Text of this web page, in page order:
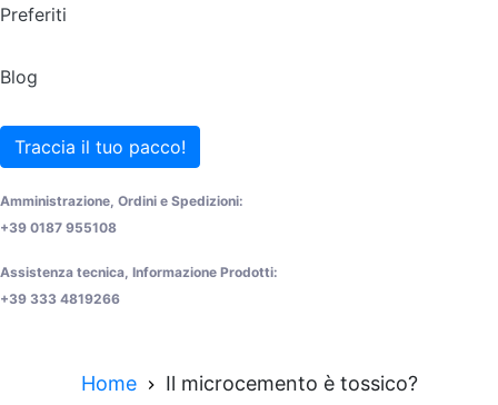
Preferiti
Blog
Traccia il tuo pacco!
Amministrazione, Ordini e Spedizioni:
+39 0187 955108
Assistenza tecnica, Informazione Prodotti:
+39 333 4819266
Home Il microcemento è tossico?